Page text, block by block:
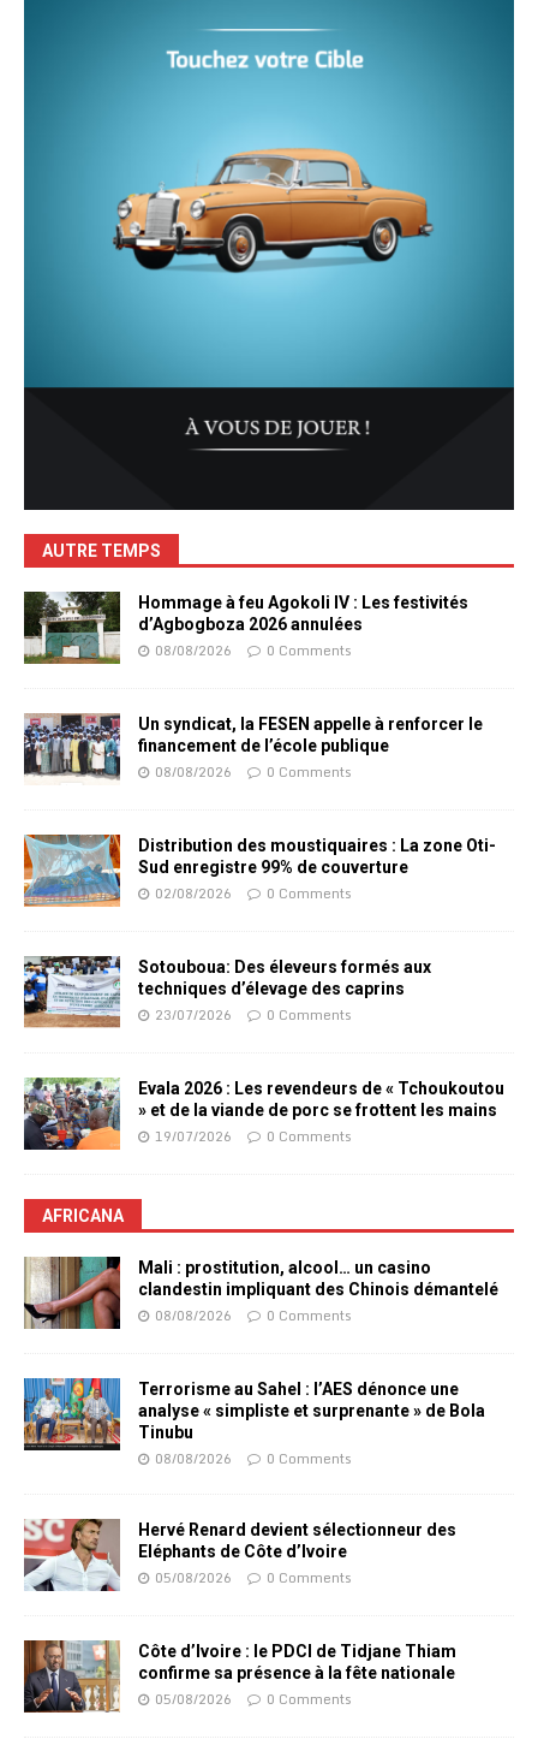
AUTRE TEMPS
Hommage à feu Agokoli IV : Les festivités
d’Agbogboza 2026 annulées
08/08/2026 0 Comments
Un syndicat, la FESEN appelle à renforcer le
financement de l’école publique
08/08/2026 0 Comments
Distribution des moustiquaires : La zone Oti-
Sud enregistre 99% de couverture
02/08/2026 0 Comments
Sotouboua: Des éleveurs formés aux
techniques d’élevage des caprins
23/07/2026 0 Comments
Evala 2026 : Les revendeurs de « Tchoukoutou
» et de la viande de porc se frottent les mains
19/07/2026 0 Comments
AFRICANA
Mali : prostitution, alcool… un casino
clandestin impliquant des Chinois démantelé
08/08/2026 0 Comments
Terrorisme au Sahel : l’AES dénonce une
analyse « simpliste et surprenante » de Bola
Tinubu
08/08/2026 0 Comments
Hervé Renard devient sélectionneur des
Eléphants de Côte d’Ivoire
05/08/2026 0 Comments
Côte d’Ivoire : le PDCI de Tidjane Thiam
confirme sa présence à la fête nationale
05/08/2026 0 Comments